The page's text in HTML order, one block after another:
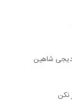
دیجی شاهین
نکن